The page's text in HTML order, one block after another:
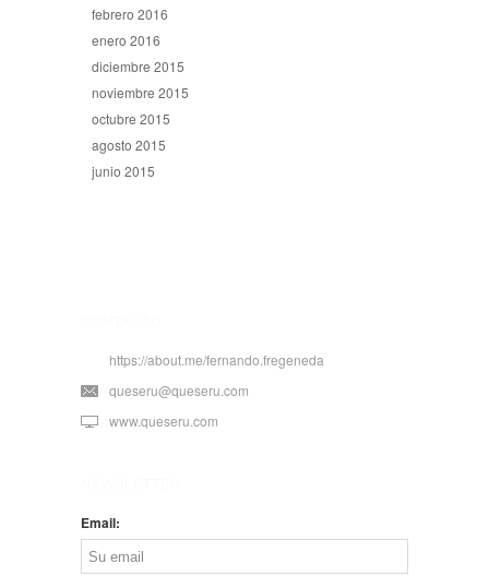
febrero 2016
enero 2016
diciembre 2015
noviembre 2015
octubre 2015
agosto 2015
junio 2015
https://about.me/fernando.fregeneda
queseru@queseru.com
www.queseru.com
Email: